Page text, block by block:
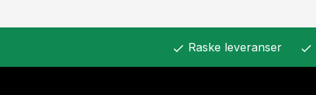
check Raske leveranser check